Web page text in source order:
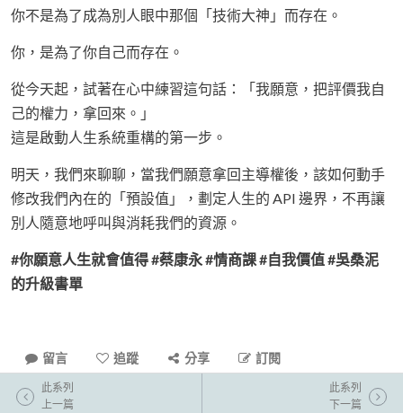
你不是為了成為別人眼中那個「技術大神」而存在。
你，是為了你自己而存在。
從今天起，試著在心中練習這句話：「我願意，把評價我自
己的權力，拿回來。」
這是啟動人生系統重構的第一步。
明天，我們來聊聊，當我們願意拿回主導權後，該如何動手
修改我們內在的「預設值」，劃定人生的 API 邊界，不再讓
別人隨意地呼叫與消耗我們的資源。
#你願意人生就會值得 #蔡康永 #情商課 #自我價值 #吳桑泥
的升級書單
留言 追蹤 分享 訂閱
此系列
上一篇
此系列
下一篇